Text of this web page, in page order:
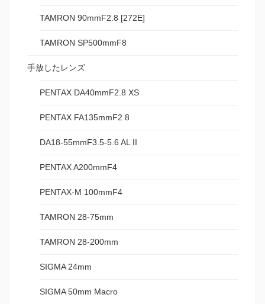
TAMRON 90mmF2.8 [272E]
TAMRON SP500mmF8
手放したレンズ
PENTAX DA40mmF2.8 XS
PENTAX FA135mmF2.8
DA18-55mmF3.5-5.6 AL II
PENTAX A200mmF4
PENTAX-M 100mmF4
TAMRON 28-75mm
TAMRON 28-200mm
SIGMA 24mm
SIGMA 50mm Macro